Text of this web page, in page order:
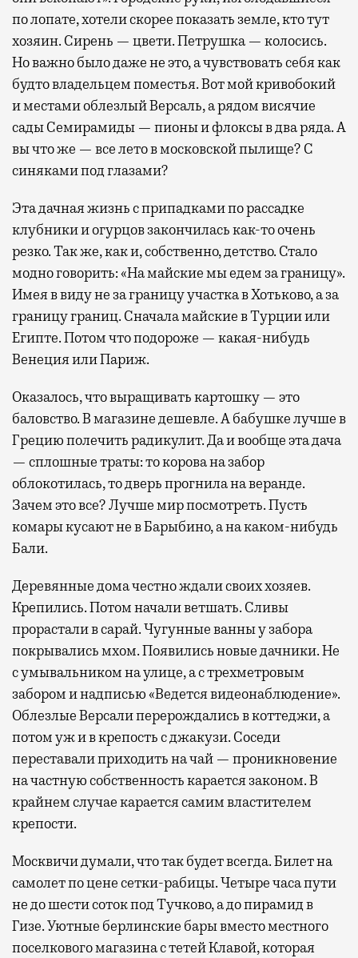
по лопате, хотели скорее показать земле, кто тут
хозяин. Сирень — цвети. Петрушка — колосись.
Но важно было даже не это, а чувствовать себя как
будто владельцем поместья. Вот мой кривобокий
и местами облезлый Версаль, а рядом висячие
сады Семирамиды — пионы и флоксы в два ряда. А
вы что же — все лето в московской пылище? С
синяками под глазами?
Эта дачная жизнь с припадками по рассадке
клубники и огурцов закончилась как-то очень
резко. Так же, как и, собственно, детство. Стало
модно говорить: «На майские мы едем за границу».
Имея в виду не за границу участка в Хотьково, а за
границу границ. Сначала майские в Турции или
Египте. Потом что подороже — какая-нибудь
Венеция или Париж.
Оказалось, что выращивать картошку — это
баловство. В магазине дешевле. А бабушке лучше в
Грецию полечить радикулит. Да и вообще эта дача
— сплошные траты: то корова на забор
облокотилась, то дверь прогнила на веранде.
Зачем это все? Лучше мир посмотреть. Пусть
комары кусают не в Барыбино, а на каком-нибудь
Бали.
Деревянные дома честно ждали своих хозяев.
Крепились. Потом начали ветшать. Сливы
прорастали в сарай. Чугунные ванны у забора
покрывались мхом. Появились новые дачники. Не
с умывальником на улице, а с трехметровым
забором и надписью «Ведется видеонаблюдение».
Облезлые Версали перерождались в коттеджи, а
потом уж и в крепость с джакузи. Соседи
переставали приходить на чай — проникновение
на частную собственность карается законом. В
крайнем случае карается самим властителем
крепости.
Москвичи думали, что так будет всегда. Билет на
самолет по цене сетки-рабицы. Четыре часа пути
не до шести соток под Тучково, а до пирамид в
Гизе. Уютные берлинские бары вместо местного
поселкового магазина с тетей Клавой, которая